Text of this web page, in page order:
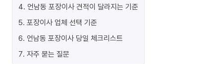
4. 언남동 포장이사 견적이 달라지는 기준
5. 포장이사 업체 선택 기준
6. 언남동 포장이사 당일 체크리스트
7. 자주 묻는 질문